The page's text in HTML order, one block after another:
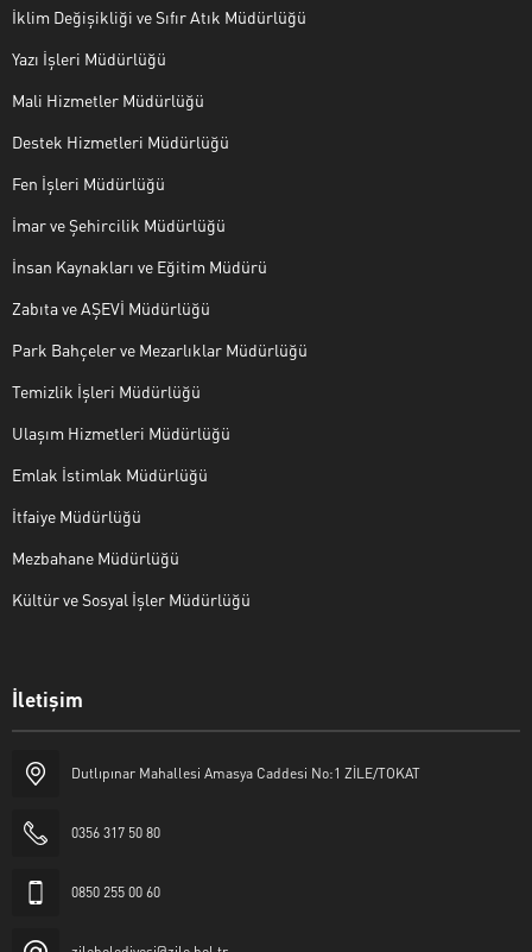
İklim Değişikliği ve Sıfır Atık Müdürlüğü
Yazı İşleri Müdürlüğü
Mali Hizmetler Müdürlüğü
Destek Hizmetleri Müdürlüğü
Fen İşleri Müdürlüğü
İmar ve Şehircilik Müdürlüğü
İnsan Kaynakları ve Eğitim Müdürü
Zabıta ve AŞEVİ Müdürlüğü
Park Bahçeler ve Mezarlıklar Müdürlüğü
Temizlik İşleri Müdürlüğü
Ulaşım Hizmetleri Müdürlüğü
Emlak İstimlak Müdürlüğü
İtfaiye Müdürlüğü
Mezbahane Müdürlüğü
Kültür ve Sosyal İşler Müdürlüğü
İletişim
Dutlıpınar Mahallesi Amasya Caddesi No:1 ZİLE/TOKAT
0356 317 50 80
0850 255 00 60